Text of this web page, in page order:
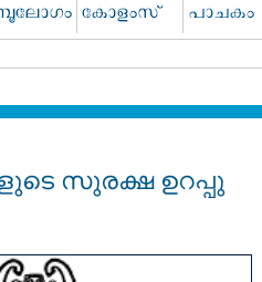
സുരക്ഷ ഉറപ്പു